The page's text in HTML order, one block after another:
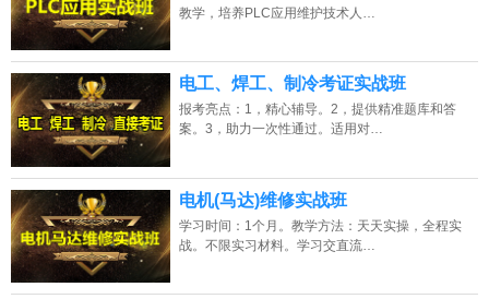
教学，培养PLC应用维护技术人…
电工、焊工、制冷考证实战班
报考亮点：1，精心辅导。2，提供精准题库和答
案。3，助力一次性通过。适用对…
电机(马达)维修实战班
学习时间：1个月。教学方法：天天实操，全程实
战。不限实习材料。学习交直流…